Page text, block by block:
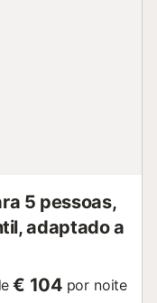
5 pessoas,
adaptado a
€ 104 por noite